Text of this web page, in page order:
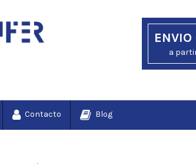
ENVIO
a
Contacto Blog